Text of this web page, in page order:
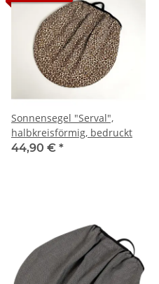
Sonnensegel "Serval",
halbkreisförmig, bedruckt
44,90 € *